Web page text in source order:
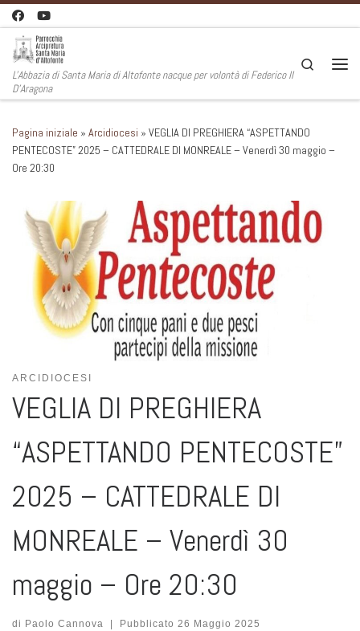
Passa al contenuto
L'Abbazia di Santa Maria di Altofonte nacque per volontà di Federico II
D'Aragona
Search
Pagina iniziale » Arcidiocesi » VEGLIA DI PREGHIERA “ASPETTANDO
PENTECOSTE” 2025 – CATTEDRALE DI MONREALE – Venerdì 30 maggio –
Ore 20:30
ARCIDIOCESI
VEGLIA DI PREGHIERA
“ASPETTANDO PENTECOSTE”
2025 – CATTEDRALE DI
MONREALE – Venerdì 30
maggio – Ore 20:30
di Paolo Cannova Pubblicato 26 Maggio 2025